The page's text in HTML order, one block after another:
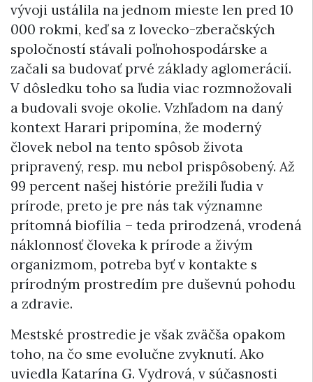
vývoji ustálila na jednom mieste len pred 10
000 rokmi, keď sa z lovecko-zberačských
spoločností stávali poľnohospodárske a
začali sa budovať prvé základy aglomerácií.
V dôsledku toho sa ľudia viac rozmnožovali
a budovali svoje okolie. Vzhľadom na daný
kontext Harari pripomína, že moderný
človek nebol na tento spôsob života
pripravený, resp. mu nebol prispôsobený. Až
99 percent našej histórie prežili ľudia v
prírode, preto je pre nás tak významne
prítomná biofília – teda prirodzená, vrodená
náklonnosť človeka k prírode a živým
organizmom, potreba byť v kontakte s
prírodným prostredím pre duševnú pohodu
a zdravie.
Mestské prostredie je však zväčša opakom
toho, na čo sme evolučne zvyknutí. Ako
uviedla Katarína G. Vydrová, v súčasnosti